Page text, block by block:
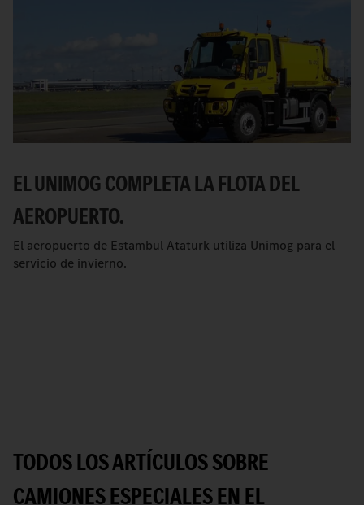
EL UNIMOG COMPLETA LA FLOTA DEL
AEROPUERTO.
El aeropuerto de Estambul Ataturk utiliza Unimog para el
servicio de invierno.
TODOS LOS ARTÍCULOS SOBRE
CAMIONES ESPECIALES EN EL